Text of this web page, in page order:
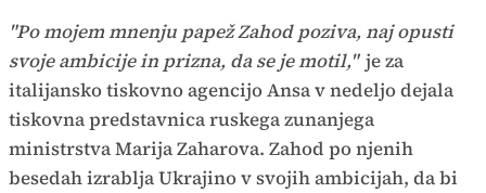
"Po mojem mnenju papež Zahod poziva, naj opusti
svoje ambicije in prizna, da se je motil," je za
italijansko tiskovno agencijo Ansa v nedeljo dejala
tiskovna predstavnica ruskega zunanjega
ministrstva Marija Zaharova. Zahod po njenih
besedah izrablja Ukrajino v svojih ambicijah, da bi